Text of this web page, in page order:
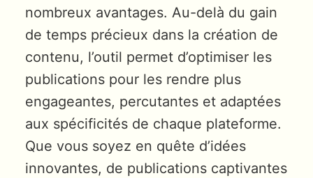
nombreux avantages. Au-delà du gain
de temps précieux dans la création de
contenu, l’outil permet d’optimiser les
publications pour les rendre plus
engageantes, percutantes et adaptées
aux spécificités de chaque plateforme.
Que vous soyez en quête d’idées
innovantes, de publications captivantes